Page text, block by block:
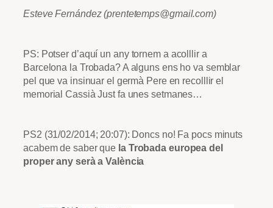
Esteve Fernández (prentetemps@gmail.com)
PS: Potser d’aquí un any tornem a acolllir a
Barcelona la Trobada? A alguns ens ho va semblar
pel que va insinuar el germà Pere en recolllir el
memorial Cassià Just fa unes setmanes…
PS2 (31/02/2014; 20:07): Doncs no! Fa pocs minuts
acabem de saber que la Trobada europea del
proper any serà a València